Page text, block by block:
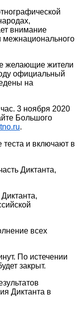
внимание
межнационального
желающие жители
официальный
на
3 ноября 2020
Большого
.
и включают в
Диктанта,
всех
По истечении
закрыт.
Диктанта в